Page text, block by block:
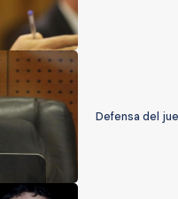
Defensa del